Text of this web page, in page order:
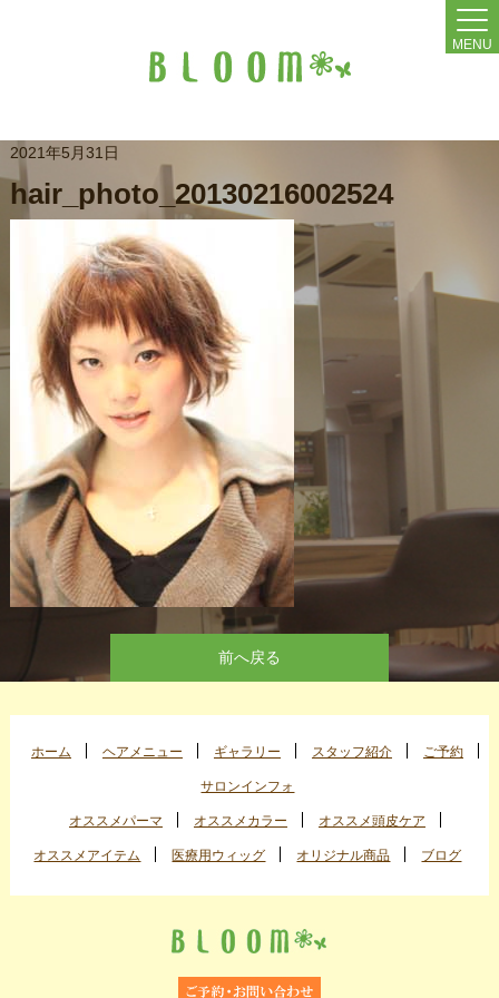
MENU
2021年5月31日
hair_photo_20130216002524
前へ戻る
ホーム ヘアメニュー ギャラリー スタッフ紹介 ご予約
サロンインフォ
オススメパーマ オススメカラー オススメ頭皮ケア
オススメアイテム 医療用ウィッグ オリジナル商品 ブログ